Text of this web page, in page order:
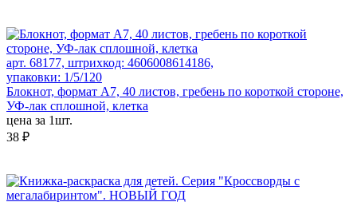
арт. 68177, штрихкод: 4606008614186,
упаковки: 1/5/120
Блокнот, формат А7, 40 листов, гребень по короткой стороне,
УФ-лак сплошной, клетка
цена за 1шт.
38 ₽